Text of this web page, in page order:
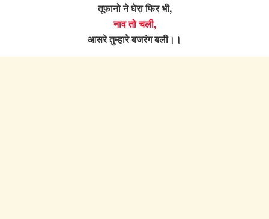
तूफानो ने घेरा फिर भी,
नाव तो चली,
आसरे तुम्हारे बजरंग बली।।